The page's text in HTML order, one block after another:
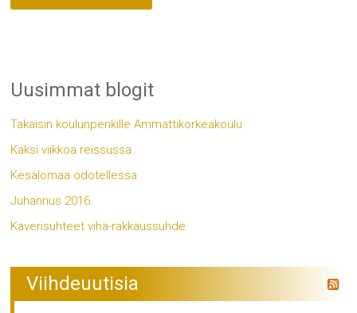
Uusimmat blogit
Takaisin koulunpenkille Ammattikorkeakoulu
Kaksi viikkoa reissussa
Kesälomaa odotellessa
Juhannus 2016
Kaverisuhteet viha-rakkaussuhde
Viihdeuutisia